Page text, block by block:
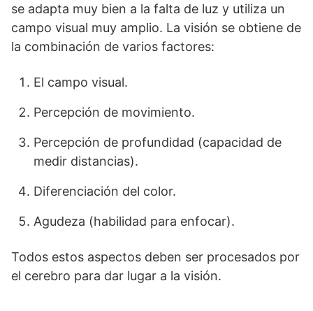
se adapta muy bien a la falta de luz y utiliza un
campo visual muy amplio. La visión se obtiene de
la combinación de varios factores:
El campo visual.
Percepción de movimiento.
Percepción de profundidad (capacidad de
medir distancias).
Diferenciación del color.
Agudeza (habilidad para enfocar).
Todos estos aspectos deben ser procesados por
el cerebro para dar lugar a la visión.